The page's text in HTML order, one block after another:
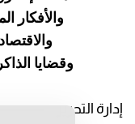
والأفكار
وقضايا
إدارة التحرير